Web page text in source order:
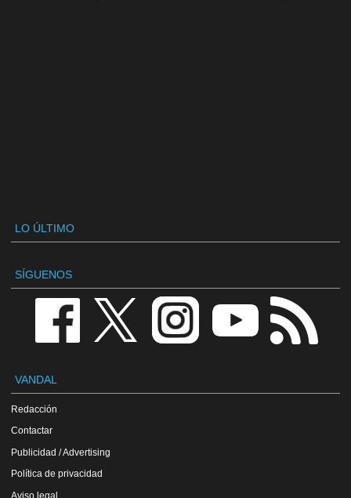
LO ÚLTIMO
SÍGUENOS
VANDAL
Redacción
Contactar
Publicidad / Advertising
Política de privacidad
Aviso legal